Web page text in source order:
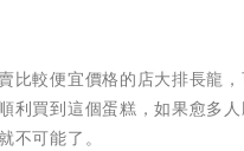
比較便宜價格的店大排長龍
利買到這個蛋糕，如果愈多
可能了。